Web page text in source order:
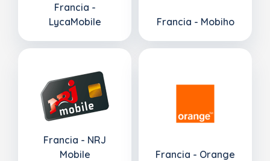
Francia -
LycaMobile
Francia - Mobiho
Francia - NRJ
Mobile
Francia - Orange